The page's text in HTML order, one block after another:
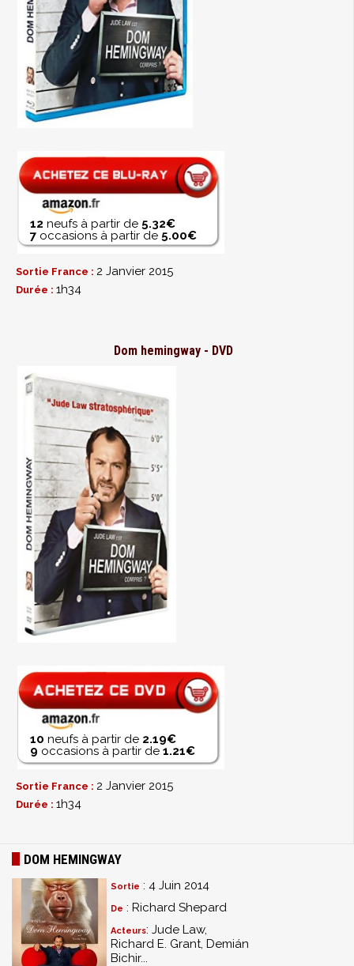
12 neufs à partir de 5.32€
7 occasions à partir de 5.00€
Sortie France : 2 Janvier 2015
Durée : 1h34
Dom hemingway - DVD
10 neufs à partir de 2.19€
9 occasions à partir de 1.21€
Sortie France : 2 Janvier 2015
Durée : 1h34
DOM HEMINGWAY
Sortie : 4 Juin 2014
De : Richard Shepard
Acteurs: Jude Law,
Richard E. Grant, Demián
Bichir...